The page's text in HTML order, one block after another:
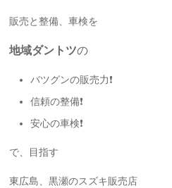
販売と整備、車検を
地域ダントツの
バツグンの販売力❗️
信頼の整備❗️
安心の車検❗️
で、目指す
東広島、黒瀬のスズキ販売店